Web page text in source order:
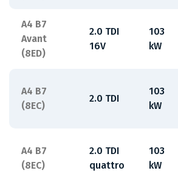
A4 B7
Avant
(8ED)
2.0 TDI
16V
103
kW
A4 B7
(8EC)
2.0 TDI
103
kW
A4 B7
(8EC)
2.0 TDI
quattro
103
kW